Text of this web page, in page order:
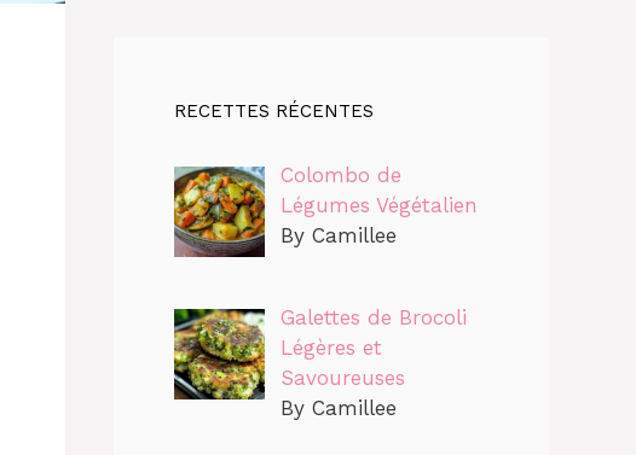
RECETTES RÉCENTES
Colombo de
Légumes Végétalien
By Camillee
Galettes de Brocoli
Légères et
Savoureuses
By Camillee